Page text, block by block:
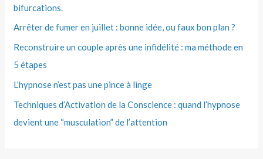
bifurcations.
Arrêter de fumer en juillet : bonne idée, ou faux bon plan ?
Reconstruire un couple après une infidélité : ma méthode en
5 étapes
L’hypnose n’est pas une pince à linge
Techniques d’Activation de la Conscience : quand l’hypnose
devient une “musculation” de l’attention